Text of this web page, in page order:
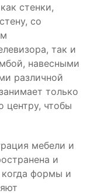
стенки,
со
так и
навесными
различной
только
центру, чтобы
мебели и
и
когда формы и